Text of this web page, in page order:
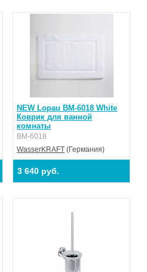
NEW Lopau BM-6018 White
Коврик для ванной
комнаты
BM-6018
WasserKRAFT (Германия)
3 640 руб.